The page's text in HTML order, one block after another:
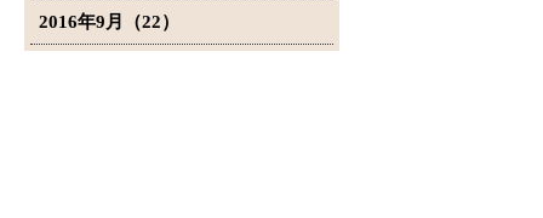
2016年9月（22）